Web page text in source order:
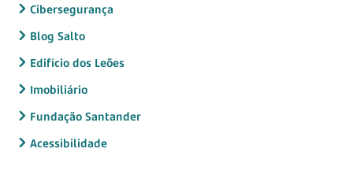
Cibersegurança
Blog Salto
Edifício dos Leões
Imobiliário
Fundação Santander
Acessibilidade